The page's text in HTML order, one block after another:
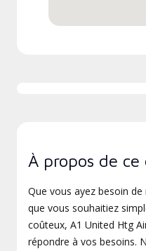
À propos de
Que vous ayez besoin
que vous souhaitiez
coûteux, A1 United Htg
répondre à vos besoins.